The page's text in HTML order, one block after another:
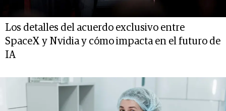
Los detalles del acuerdo exclusivo entre
SpaceX y Nvidia y cómo impacta en el futuro de
IA